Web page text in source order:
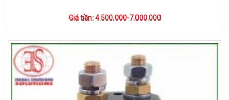
Giá tiền: 4.500.000-7.000.000